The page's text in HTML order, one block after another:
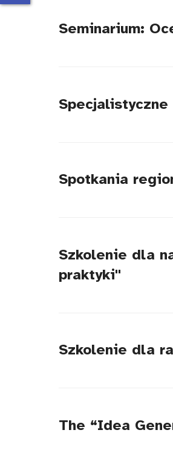
Seminarium:
Specjalistyczne
Spotkania
Szkolenie dla
praktyki"
Szkolenie dla
The “Idea